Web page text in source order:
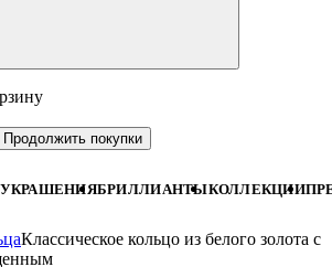
Продолжить покупки
БРИЛЛИАНТЫКОЛЛЕКЦИИ
Классическое кольцо из белого золота с